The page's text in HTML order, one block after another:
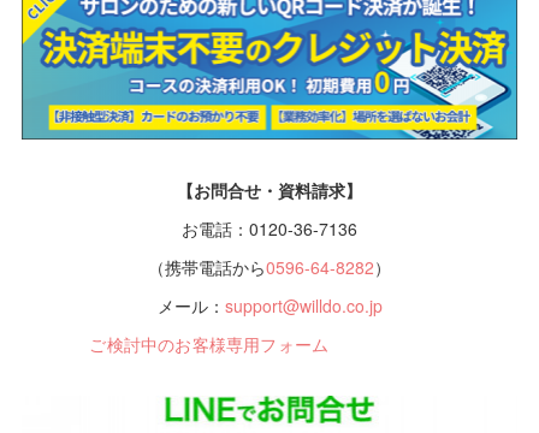
【お問合せ・資料請求】
お電話：0120-36-7136
（携帯電話から0596-64-8282）
メール： support@willdo.co.jp
ご検討中のお客様専用フォーム